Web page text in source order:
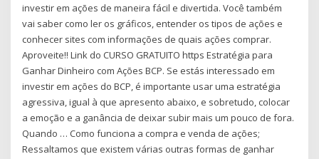
investir em ações de maneira fácil e divertida. Você também
vai saber como ler os gráficos, entender os tipos de ações e
conhecer sites com informações de quais ações comprar.
Aproveite!! Link do CURSO GRATUITO https Estratégia para
Ganhar Dinheiro com Ações BCP. Se estás interessado em
investir em ações do BCP, é importante usar uma estratégia
agressiva, igual à que apresento abaixo, e sobretudo, colocar
a emoção e a ganância de deixar subir mais um pouco de fora.
Quando … Como funciona a compra e venda de ações;
Ressaltamos que existem várias outras formas de ganhar